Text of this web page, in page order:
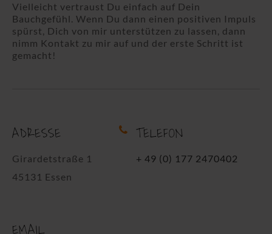
Vielleicht vertraust Du einfach auf Dein
Bauchgefühl. Wenn Du dann einen positiven Impuls
spürst, Dich von mir unterstützen zu lassen, dann
nimm Kontakt zu mir auf und der erste Schritt ist
gemacht!
ADRESSE
Girardetstraße 1
45131 Essen
TELEFON
+ 49 (0) 177 2470402